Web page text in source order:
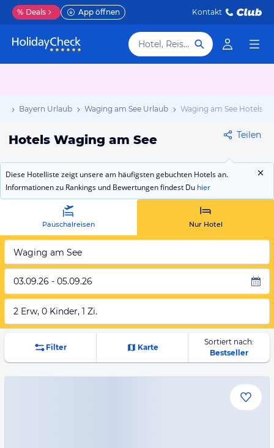
% Deals App öffnen Kontakt
Hotel, Reiseziel
Bayern Urlaub Waging am See Urlaub Waging am See Hotels
Hotels Waging am See Teilen
Diese Hotelliste zeigt unsere am häufigsten gebuchten Hotels an.
Informationen zu Rankings und Bewertungen findest Du hier
Pauschalreisen Nur Hotel
Waging am See
03.09.26 - 05.09.26
2 Erw, 0 Kinder, 1 Zi.
Filter Karte
Sortiert nach:
Bestseller